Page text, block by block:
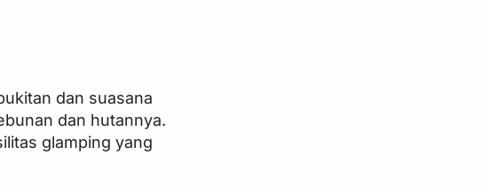
dan suasana
dan hutannya.
glamping yang